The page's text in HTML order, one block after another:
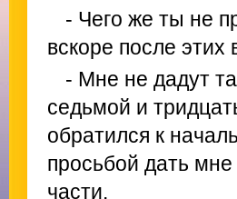
- Чего же ты не
вскоре после
- Мне не дадут
седьмой и
обратился к
просьбой дать мне
части.